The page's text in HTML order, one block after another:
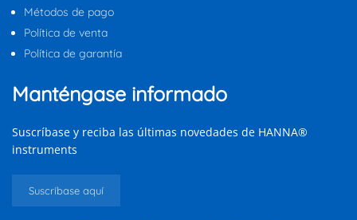
Métodos de pago
Política de venta
Política de garantía
Manténgase informado
Suscríbase y reciba las últimas novedades de HANNA®
instruments
Suscríbase aquí